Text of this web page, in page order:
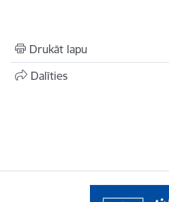
Drukāt lapu
Dalīties